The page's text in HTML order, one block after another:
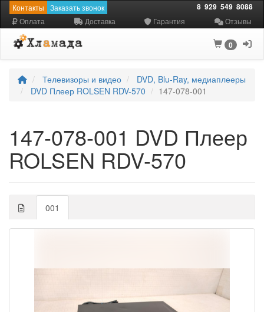
Контакты Заказать звонок 8 929 549 8088
Оплата Доставка Гарантия Отзывы
0
Телевизоры и видео
DVD, Blu-Ray, медиаплееры
DVD Плеер ROLSEN RDV-570
147-078-001
147-078-001 DVD Плеер
ROLSEN RDV-570
001